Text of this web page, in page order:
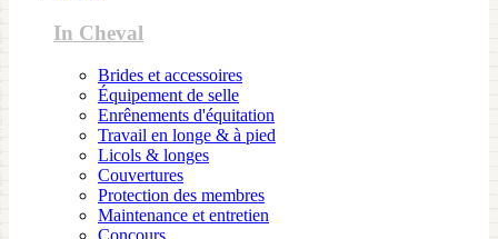
In Cheval
Brides et accessoires
Équipement de selle
Enrênements d'équitation
Travail en longe & à pied
Licols & longes
Couvertures
Protection des membres
Maintenance et entretien